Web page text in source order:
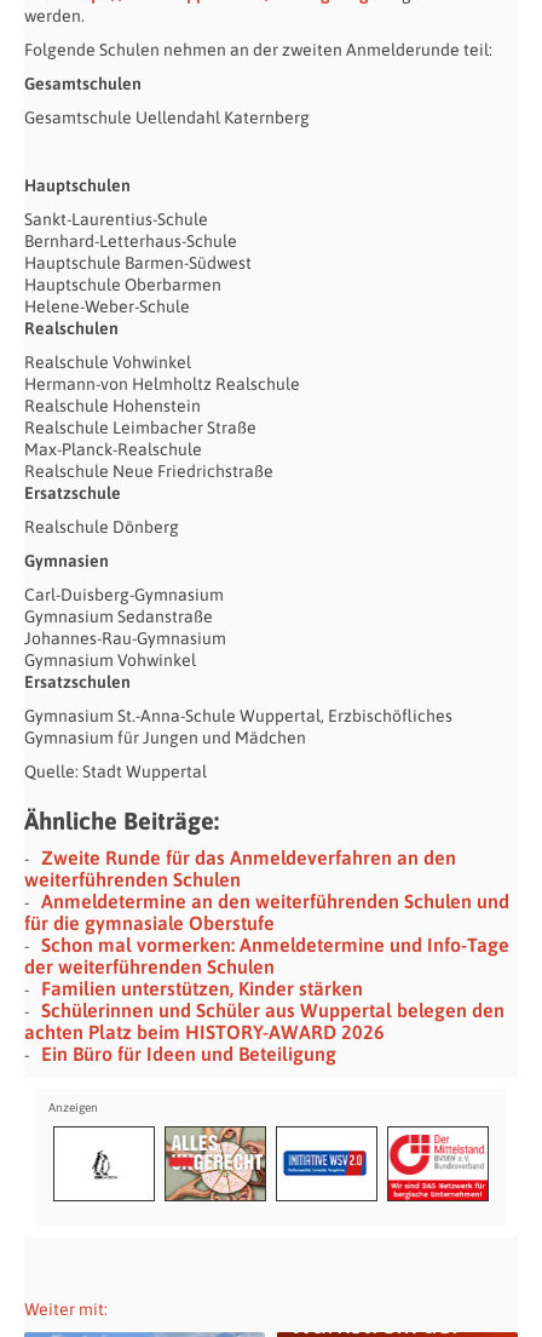
werden.
Folgende Schulen nehmen an der zweiten Anmelderunde teil:
Gesamtschulen
Gesamtschule Uellendahl Katernberg
Hauptschulen
Sankt-Laurentius-Schule
Bernhard-Letterhaus-Schule
Hauptschule Barmen-Südwest
Hauptschule Oberbarmen
Helene-Weber-Schule
Realschulen
Realschule Vohwinkel
Hermann-von Helmholtz Realschule
Realschule Hohenstein
Realschule Leimbacher Straße
Max-Planck-Realschule
Realschule Neue Friedrichstraße
Ersatzschule
Realschule Dönberg
Gymnasien
Carl-Duisberg-Gymnasium
Gymnasium Sedanstraße
Johannes-Rau-Gymnasium
Gymnasium Vohwinkel
Ersatzschulen
Gymnasium St.-Anna-Schule Wuppertal, Erzbischöfliches
Gymnasium für Jungen und Mädchen
Quelle: Stadt Wuppertal
Ähnliche Beiträge:
Zweite Runde für das Anmeldeverfahren an den
weiterführenden Schulen
Anmeldetermine an den weiterführenden Schulen und
für die gymnasiale Oberstufe
Schon mal vormerken: Anmeldetermine und Info-Tage
der weiterführenden Schulen
Familien unterstützen, Kinder stärken
Schülerinnen und Schüler aus Wuppertal belegen den
achten Platz beim HISTORY-AWARD 2026
Ein Büro für Ideen und Beteiligung
Weiter mit: